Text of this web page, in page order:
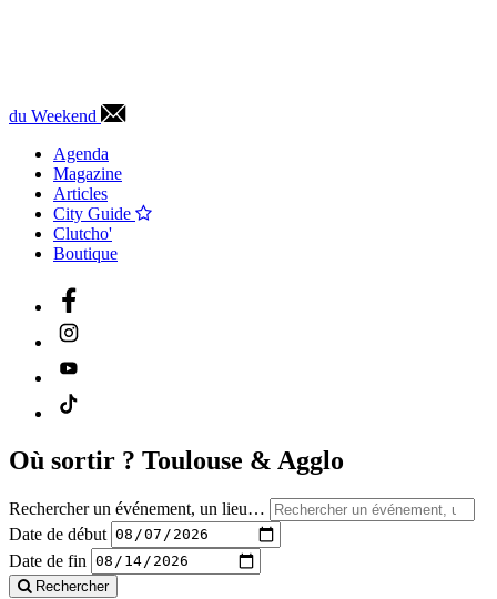
du Weekend
Agenda
Magazine
Articles
City Guide
Clutcho'
Boutique
Où sortir ? Toulouse & Agglo
Rechercher un événement, un lieu…
Date de début
Date de fin
Rechercher